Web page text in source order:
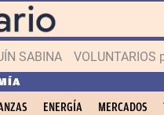
SABINA VOLUNTARIOS
ENERGÍA MERCADOS